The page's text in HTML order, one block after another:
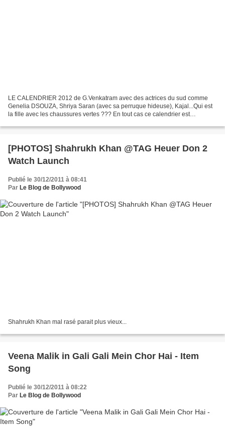
LE CALENDRIER 2012 de G.Venkatram avec des actrices du sud comme
Genelia DSOUZA, Shriya Saran (avec sa perruque hideuse), Kajal...Qui est
la fille avec les chaussures vertes ??? En tout cas ce calendrier est
[PHOTOS] Shahrukh Khan @TAG Heuer Don 2
Watch Launch
Publié le 30/12/2011 à 08:41
Par Le Blog de Bollywood
Shahrukh Khan mal rasé parait plus vieux...
Veena Malik in Gali Gali Mein Chor Hai - Item
Song
Publié le 30/12/2011 à 08:22
Par Le Blog de Bollywood